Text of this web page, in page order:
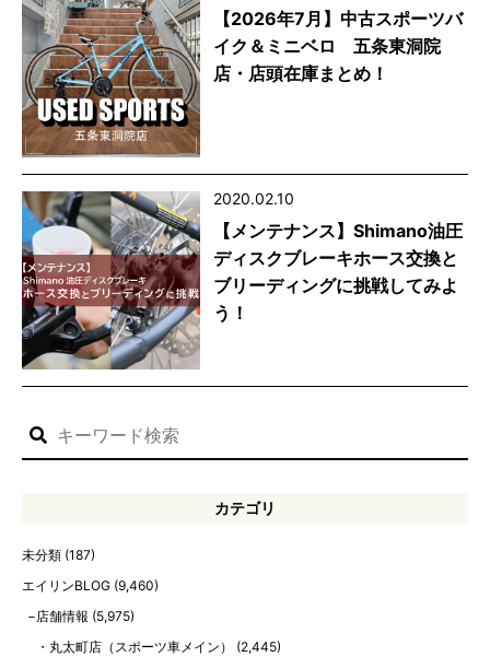
【2026年7月】中古スポーツバ
イク＆ミニベロ 五条東洞院
店・店頭在庫まとめ！
2020.02.10
【メンテナンス】Shimano油圧
ディスクブレーキホース交換と
ブリーディングに挑戦してみよ
う！
カテゴリ
未分類 (187)
エイリンBLOG (9,460)
店舗情報 (5,975)
丸太町店（スポーツ車メイン）
(2,445)